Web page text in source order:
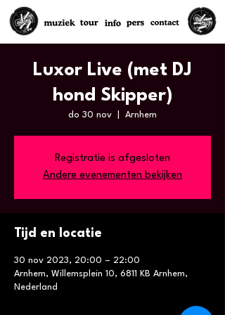
Luxor Live (met DJ
hond Skipper)
do 30 nov Arnhem
Registratie is afgesloten
Andere evenementen bekijken
Tijd en locatie
30 nov 2023, 20:00 – 22:00
Arnhem, Willemsplein 10, 6811 KB Arnhem,
Nederland